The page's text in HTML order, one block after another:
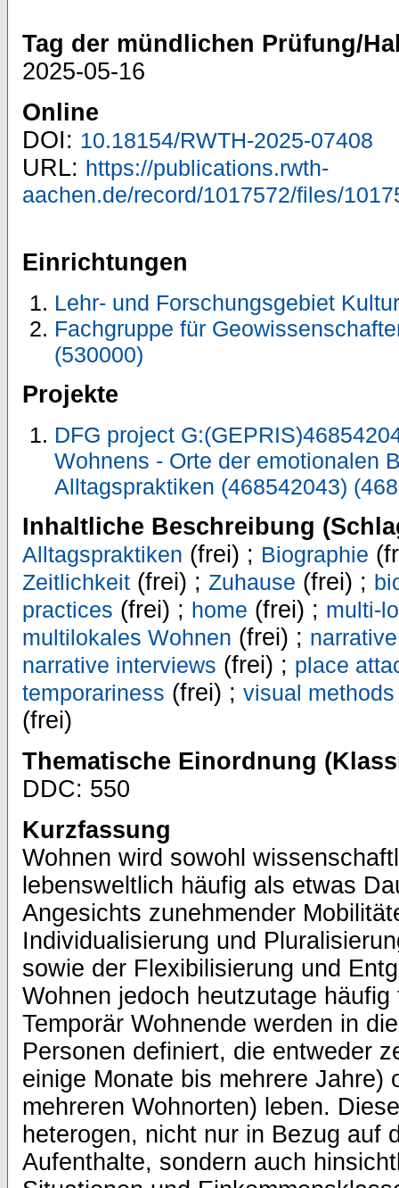
Tag der mündlichen Prüfung/
2025-05-16
Online
DOI: 10.18154/RWTH-2025-07408
URL: https://publications.rwth-
aachen.de/record/1017572/files/
Einrichtungen
Lehr- und Forschungsgebiet
Fachgruppe für
(530000)
Projekte
DFG project
Wohnens - Orte der emotionalen
Alltagspraktiken (468542043)
Inhaltliche Beschreibung
Alltagspraktiken (frei) ; Biographie
Zeitlichkeit (frei) ; Zuhause (frei) ;
practices (frei) ; home (frei) ; multi-
multilokales Wohnen (frei) ;
narrative interviews (frei) ; place
temporariness (frei) ; visual methods
(frei)
Thematische Einordnung
DDC: 550
Kurzfassung
Wohnen wird sowohl
lebensweltlich häufig als etwas
Angesichts zunehmender
Individualisierung und
sowie der Flexibilisierung und
Wohnen jedoch heutzutage
Temporär Wohnende werden in
Personen definiert, die entweder
einige Monate bis mehrere Jahre)
mehreren Wohnorten) leben.
heterogen, nicht nur in Bezug auf
Aufenthalte, sondern auch